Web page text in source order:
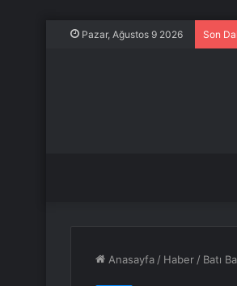
Pazar, Ağustos 9 2026 Son
Anasayfa / Haber / Batı